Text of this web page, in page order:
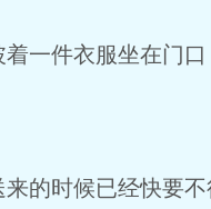
一件衣服坐在门
的时候已经快要